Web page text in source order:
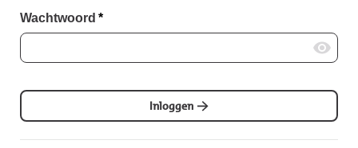
Wachtwoord *
Inloggen